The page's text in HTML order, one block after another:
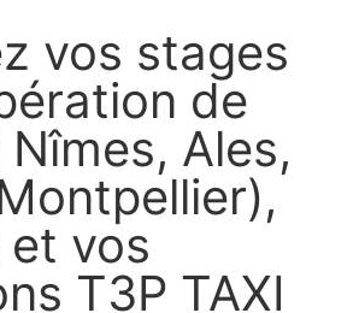
vos stages
de
Ales,
et vos
T3P TAXI